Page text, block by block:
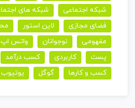
شبکه اجتماعی
شبکه های
فضای مجازی
لاین استور
مفهومی
نوجوانان واتس اپ
پست
کاربردی کسب درآمد
کسب و کارها
گوگل یوتیوب